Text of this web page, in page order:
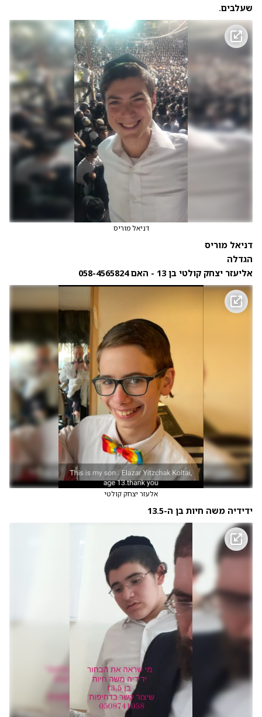
שעלבים.
דניאל מוריס
דניאל מוריס
הגדלה
אליעזר יצחק קולטי בן 13 - האם 058-4565824
אלעזר יצחק קולטי
ידידיה משה חיות בן ה-13.5